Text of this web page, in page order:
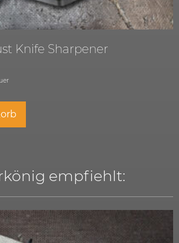
Knife Sharpener
empfiehlt: